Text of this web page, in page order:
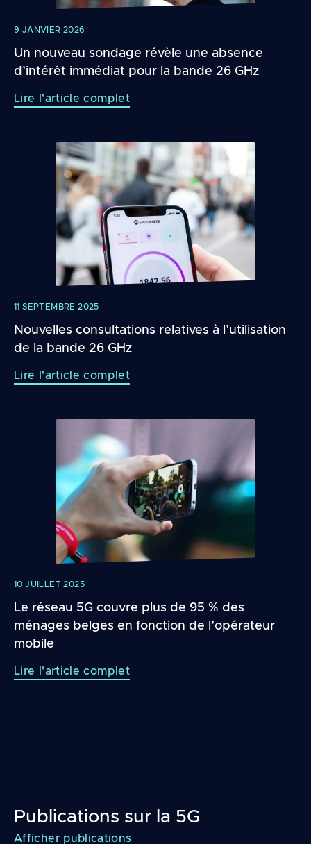
9 JANVIER 2026
Un nouveau sondage révèle une absence
d’intérêt immédiat pour la bande 26 GHz
Lire l'article complet
11 SEPTEMBRE 2025
Nouvelles consultations relatives à l’utilisation
de la bande 26 GHz
Lire l'article complet
10 JUILLET 2025
Le réseau 5G couvre plus de 95 % des
ménages belges en fonction de l’opérateur
mobile
Lire l'article complet
Publications sur la 5G
Afficher publications